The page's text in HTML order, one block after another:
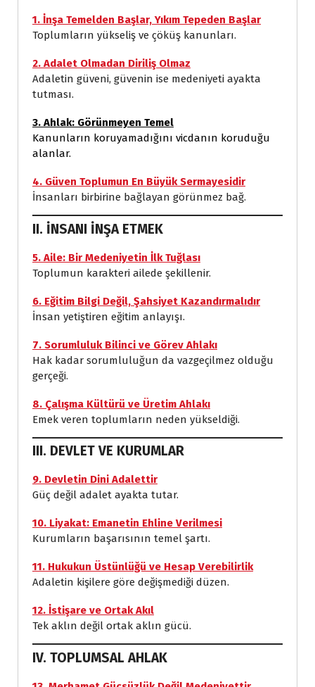
1. İnşa Temelden Başlar, Yıkım Tepeden Başlar
Toplumların yükseliş ve çöküş kanunları.
2. Adalet Olmadan Diriliş Olmaz
Adaletin güveni, güvenin ise medeniyeti ayakta
tutması.
3. Ahlak: Görünmeyen Temel
Kanunların koruyamadığını vicdanın koruduğu
alanlar.
4. Güven Toplumun En Büyük Sermayesidir
İnsanları birbirine bağlayan görünmez bağ.
II. İNSANI İNŞA ETMEK
5. Aile: Bir Medeniyetin İlk Tuğlası
Toplumun karakteri ailede şekillenir.
6. Eğitim Bilgi Değil, Şahsiyet Kazandırmalıdır
İnsan yetiştiren eğitim anlayışı.
7. Sorumluluk Bilinci ve Görev Ahlakı
Hak kadar sorumluluğun da vazgeçilmez olduğu
gerçeği.
8. Çalışma Kültürü ve Üretim Ahlakı
Emek veren toplumların neden yükseldiği.
III. DEVLET VE KURUMLAR
9. Devletin Dini Adalettir
Güç değil adalet ayakta tutar.
10. Liyakat: Emanetin Ehline Verilmesi
Kurumların başarısının temel şartı.
11. Hukukun Üstünlüğü ve Hesap Verebilirlik
Adaletin kişilere göre değişmediği düzen.
12. İstişare ve Ortak Akıl
Tek aklın değil ortak aklın gücü.
IV. TOPLUMSAL AHLAK